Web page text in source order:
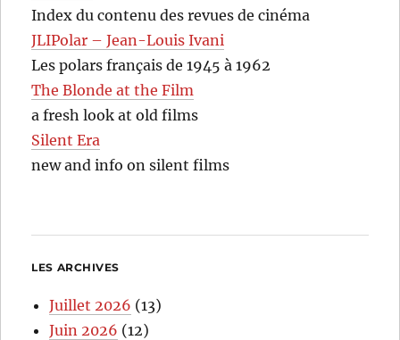
Index du contenu des revues de cinéma
JLIPolar – Jean-Louis Ivani
Les polars français de 1945 à 1962
The Blonde at the Film
a fresh look at old films
Silent Era
new and info on silent films
LES ARCHIVES
Juillet 2026 (13)
Juin 2026 (12)